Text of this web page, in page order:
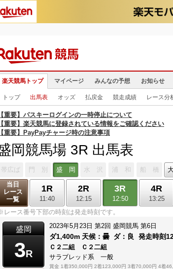
楽天競馬トップ マイページ みんなの予想 お知らせ
トップ 出馬表 オッズ 払戻金 競走成績 レース分
【重要】パスキーログインの一時停止について
【重要】楽天競馬に登録されている情報をご確認ください
【重要】PayPayチャージ時の注意事項
岡競馬場 3R 出馬表
帯広ば 門 別 盛 岡 水 沢 浦 和 船 橋
当日
レース
一覧
1R
11:40
2R
12:15
3R
12:50
4R
13:25
レース番号下部の時刻は発走時刻です。
盛岡
3R
2023年5月23日 第2回 盛岡競馬 第6日
ダ1,400m 天候： 曇 ダ： 良 発走時刻
Ｃ２二組 Ｃ２二組
サラブレッド系 一般
賞金 1着350,000円 2着123,000円 3着70,000円 4着